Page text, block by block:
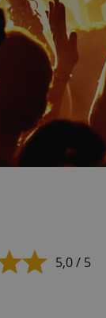
5,0 / 5